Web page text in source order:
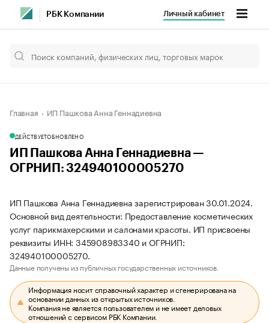
РБК Компании Личный кабинет
Главная ИП Пашкова Анна Геннадиевна
ДЕЙСТВУЕТОБНОВЛЕНО
ИП Пашкова Анна Геннадиевна —
ОГРНИП: 324940100005270
ИП Пашкова Анна Геннадиевна зарегистрирован 30.01.2024.
Основной вид деятельности: Предоставление косметических
услуг парикмахерскими и салонами красоты. ИП присвоены
реквизиты ИНН: 345908983340 и ОГРНИП:
324940100005270.
Данные получены из публичных государственных источников.
Информация носит справочный характер и сгенерирована на
основании данных из открытых источников.
Компания не является пользователем и не имеет деловых
отношений с сервисом РБК Компании.